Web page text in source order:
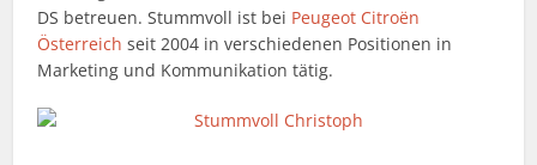
DS betreuen. Stummvoll ist bei Peugeot Citroën
Österreich seit 2004 in verschiedenen Positionen in
Marketing und Kommunikation tätig.